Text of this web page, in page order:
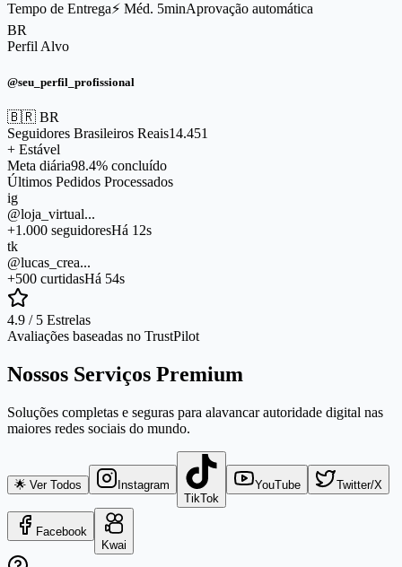
Tempo de Entrega⚡ Méd. 5minAprovação automática
BR
Perfil Alvo
@seu_perfil_profissional
🇧🇷 BR
Seguidores Brasileiros Reais14.451
+ Estável
Meta diária98.4% concluído
Últimos Pedidos Processados
ig
@loja_virtual...
+1.000 seguidoresHá 12s
tk
@lucas_crea...
+500 curtidasHá 54s
4.9 / 5 Estrelas
Avaliações baseadas no TrustPilot
Nossos Serviços Premium
Soluções completas e seguras para alavancar autoridade digital nas
maiores redes sociais do mundo.
🌟 Ver Todos
Instagram
TikTok
YouTube Twitter/X
Facebook
Kwai